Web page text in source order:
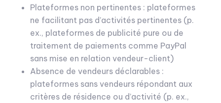
Plateformes non pertinentes : plateformes
ne facilitant pas d’activités pertinentes (p.
ex., plateformes de publicité pure ou de
traitement de paiements comme PayPal
sans mise en relation vendeur-client)
Absence de vendeurs déclarables :
plateformes sans vendeurs répondant aux
critères de résidence ou d’activité (p. ex.,